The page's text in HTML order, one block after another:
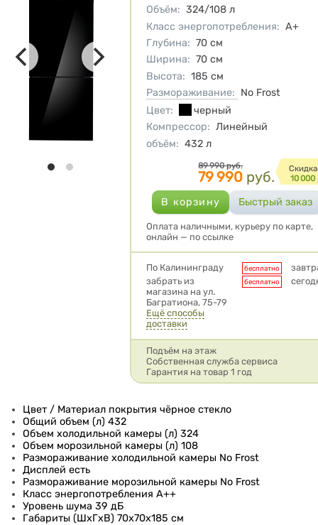
Объём: 324/108 л
Класс энергопотребления: A+
Глубина: 70 см
Ширина: 70 см
Высота: 185 см
Размораживание: No Frost
Цвет:
черный
Компрессор: Линейный
объём: 432 л
Цена
89 990 руб.
79 990 руб.
10 000
Оплата наличными, курьеру по карте,
онлайн — по ссылке
Условия доставки
По Калининграду бесплатно
забрать из
магазина на ул.
Багратиона, 75-79
бесплатно
Ещё способы
доставки
Подъём на этаж
Собственная служба сервиса
Гарантия на товар 1 год
Цвет / Материал покрытия чёрное стекло
Общий объем (л) 432
Объем холодильной камеры (л) 324
Объем морозильной камеры (л) 108
Размораживание холодильной камеры No Frost
Дисплей есть
Размораживание морозильной камеры No Frost
Класс энергопотребления A++
Уровень шума 39 дБ
Габариты (ШxГxВ) 70х70х185 см